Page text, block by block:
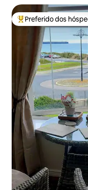
Entre os melhores
Preferido dos